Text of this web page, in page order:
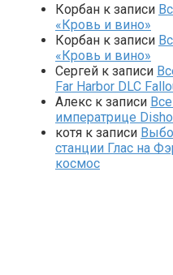
Корбан к записи
«Кровь и вино»
Корбан к записи
«Кровь и вино»
Сергей к записи
Far Harbor DLC
Алекс к записи
императрице
котя к записи
станции Глас на
космос